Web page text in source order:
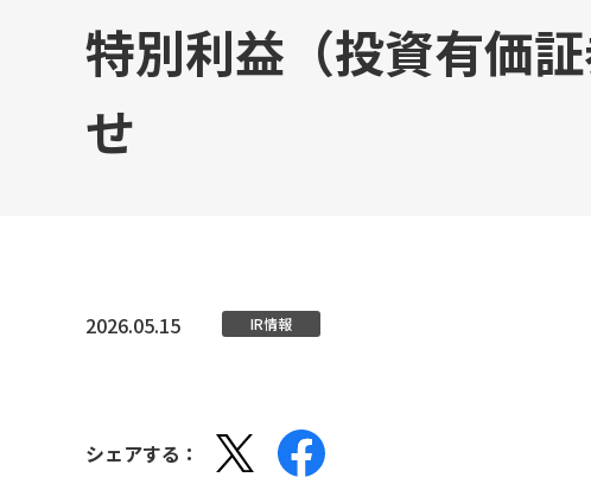
特別利益（投資有価
せ
2026.05.15 IR情報
シェアする：